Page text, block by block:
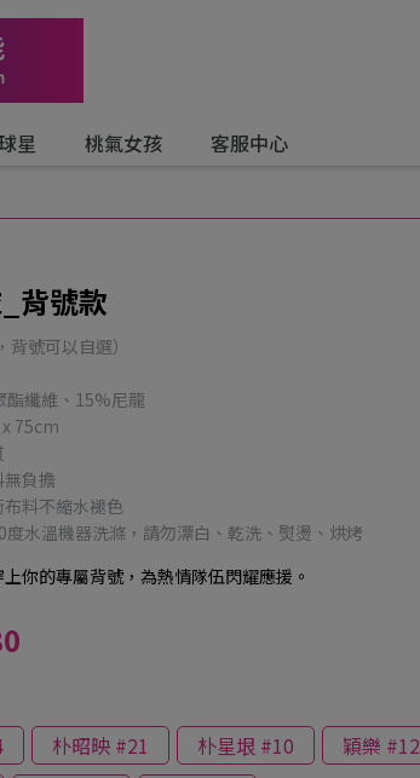
星 桃氣女孩 客服中心
背號款
號可以自選）
酯纖維、15%尼龍
75cm
無負擔
布料不縮水褪色
度水溫機器洗滌，請勿漂白、乾洗、熨燙、烘烤
你的專屬背號，為熱情隊伍閃耀應援。
朴昭映 #21 朴星垠 #10
穎樂 #12